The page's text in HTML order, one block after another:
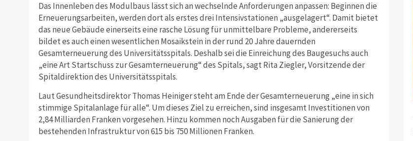
Das Innenleben des Modulbaus lässt sich an wechselnde Anforderungen anpassen: Beginnen die
Erneuerungsarbeiten, werden dort als erstes drei Intensivstationen „ausgelagert“. Damit bietet
das neue Gebäude einerseits eine rasche Lösung für unmittelbare Probleme, andererseits
bildet es auch einen wesentlichen Mosaikstein in der rund 20 Jahre dauernden
Gesamterneuerung des Universitätsspitals. Deshalb sei die Einreichung des Baugesuchs auch
„eine Art Startschuss zur Gesamterneuerung“ des Spitals, sagt Rita Ziegler, Vorsitzende der
Spitaldirektion des Universitätsspitals.
Laut Gesundheitsdirektor Thomas Heiniger steht am Ende der Gesamterneuerung „eine in sich
stimmige Spitalanlage für alle“. Um dieses Ziel zu erreichen, sind insgesamt Investitionen von
2,84 Milliarden Franken vorgesehen. Hinzu kommen noch Ausgaben für die Sanierung der
bestehenden Infrastruktur von 615 bis 750 Millionen Franken.